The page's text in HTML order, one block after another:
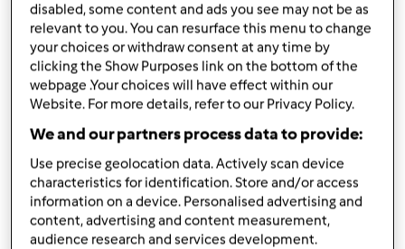
Ingredientes
690gmassa folhada
Risoto doce
30gmanteiga
disabled, some content and ads you see may not be as
relevant to you. You can resurface this menu to change
your choices or withdraw consent at any time by
clicking the Show Purposes link on the bottom of the
webpage .Your choices will have effect within our
Website. For more details, refer to our Privacy Policy.
We and our partners process data to provide:
Use precise geolocation data. Actively scan device
characteristics for identification. Store and/or access
information on a device. Personalised advertising and
content, advertising and content measurement,
audience research and services development.